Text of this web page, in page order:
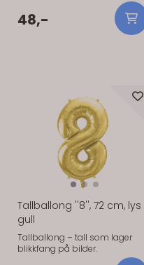
48,-
Tallballong ''8'', 72 cm, lys
gull
Tallballong – tall som lager
blikkfang på bilder.
På lager